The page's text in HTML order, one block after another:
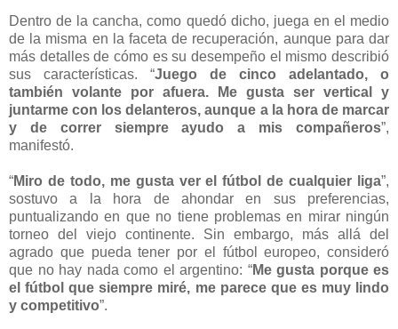
Dentro de la cancha, como quedó dicho, juega en el medio
de la misma en la faceta de recuperación, aunque para dar
más detalles de cómo es su desempeño el mismo describió
sus características. “Juego de cinco adelantado, o
también volante por afuera. Me gusta ser vertical y
juntarme con los delanteros, aunque a la hora de marcar
y de correr siempre ayudo a mis compañeros”,
manifestó.
“Miro de todo, me gusta ver el fútbol de cualquier liga”,
sostuvo a la hora de ahondar en sus preferencias,
puntualizando en que no tiene problemas en mirar ningún
torneo del viejo continente. Sin embargo, más allá del
agrado que pueda tener por el fútbol europeo, consideró
que no hay nada como el argentino: “Me gusta porque es
el fútbol que siempre miré, me parece que es muy lindo
y competitivo”.